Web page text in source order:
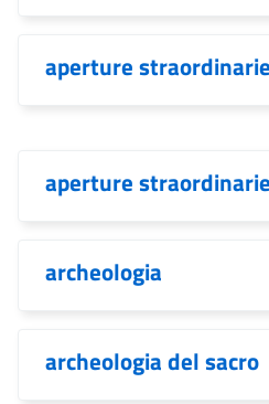
aperture straordinarie
aperture
archeologia
archeologia del sacro